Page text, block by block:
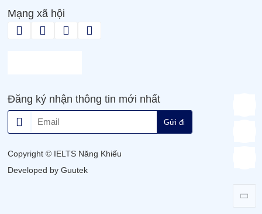
Mạng xã hội
Đăng ký nhận thông tin mới nhất
Gửi đi
Copyright © IELTS Năng Khiếu
Developed by Guutek